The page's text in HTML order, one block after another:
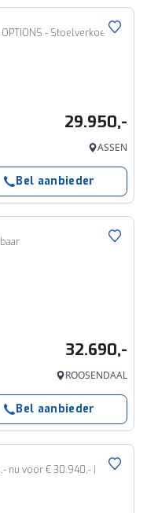
omoda 5 1.6 T-GDi SHS-H Comfort - FULL OPTIONS - Stoelverkoeling/verwarming - Stuurverwarming - SONY AUDIO - 7 jaar fabrieksgarantie of 150.000km
29.950,-
ASSEN
Bel aanbieder
32.690,-
ROOSENDAAL
Bel aanbieder
nu voor € 30.940,- |